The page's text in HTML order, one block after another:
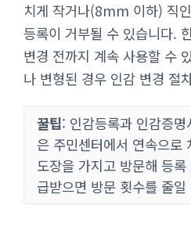
치게 작거나(8mm 이하) 직
등록이 거부될 수 있습니다.
변경 전까지 계속 사용할 수
나 변형된 경우 인감 변경 절
꿀팁: 인감등록과 인감증
은 주민센터에서 연속으로
도장을 가지고 방문해 등
급받으면 방문 횟수를 줄